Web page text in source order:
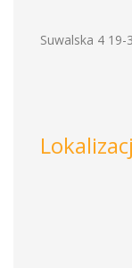
Suwalska 4 19-